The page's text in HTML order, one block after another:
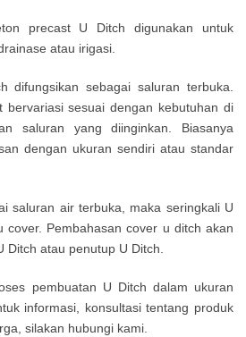
precast U Ditch digunakan untuk
atau irigasi.
difungsikan sebagai saluran terbuka.
bervariasi sesuai dengan kebutuhan di
saluran yang diinginkan. Biasanya
dengan ukuran sendiri atau standar
saluran air terbuka, maka seringkali U
cover. Pembahasan cover u ditch akan
Ditch atau penutup U Ditch.
pembuatan U Ditch dalam ukuran
informasi, konsultasi tentang produk
silakan hubungi kami.